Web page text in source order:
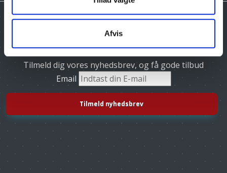
Afvis
Tilmeld dig vores nyhedsbrev, og få gode tilbud
Email